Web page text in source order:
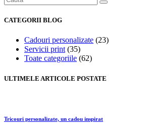
CATEGORII BLOG
Cadouri personalizate (23)
Servicii print (35)
Toate categoriile (62)
ULTIMELE ARTICOLE POSTATE
Tricouri personalizate, un cadou inspirat